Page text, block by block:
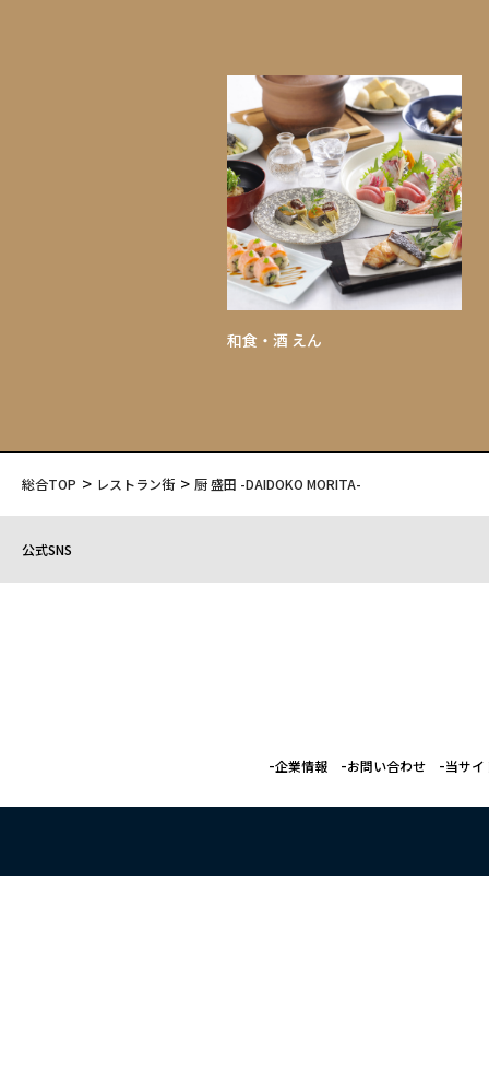
和食・酒 えん
総合TOP レストラン街 厨 盛田 -DAIDOKO MORITA-
公式SNS
企業情報 お問い合わせ 当サイ